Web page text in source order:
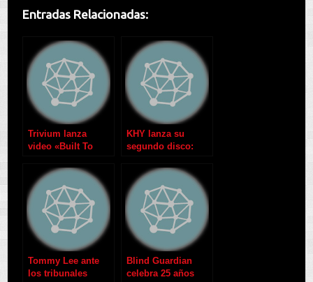
Entradas Relacionadas:
Trivium lanza
video «Built To
KHY lanza su
segundo disco:
Tommy Lee ante
los tribunales
Blind Guardian
celebra 25 años